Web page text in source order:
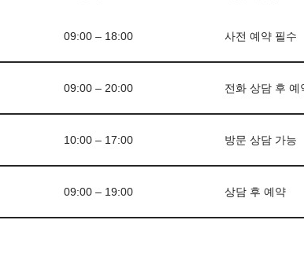
09:00 – 18:00 사전 예약 필수
09:00 – 20:00 전화 상담 후 예
10:00 – 17:00 방문 상담 가능
09:00 – 19:00 상담 후 예약